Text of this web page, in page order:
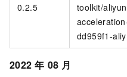
0.2.5
toolkit/
dd959f1-
2022 年 08 月